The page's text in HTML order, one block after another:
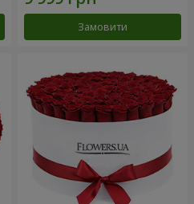
Замовити